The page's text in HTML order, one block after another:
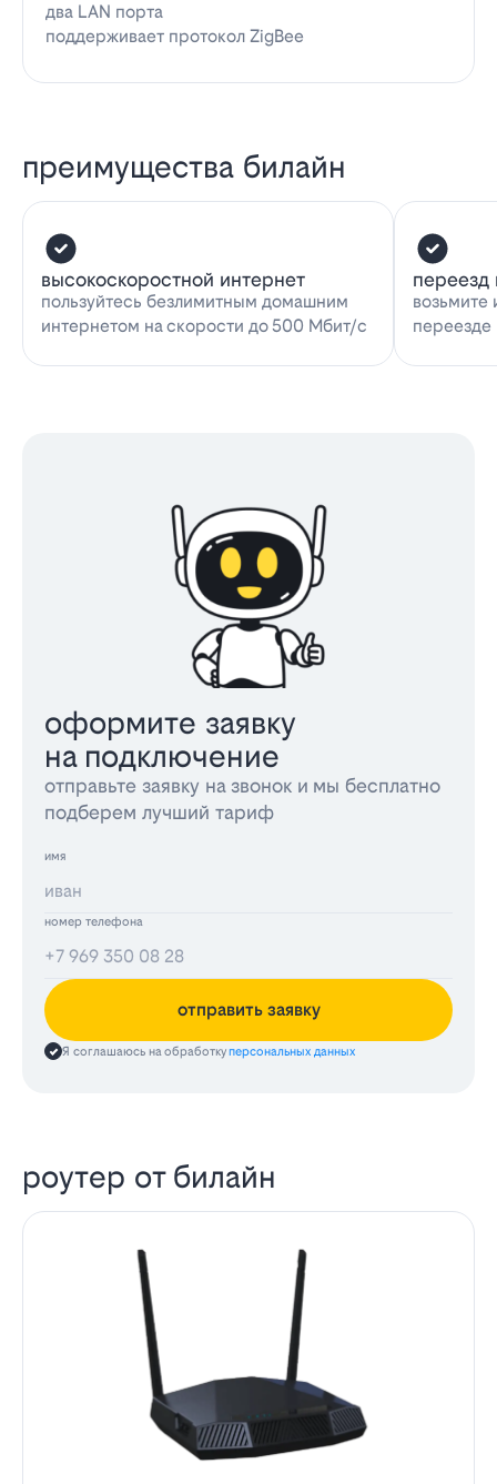
два LAN порта
поддерживает протокол ZigBee
преимущества билайн
высокоскоростной интернет
пользуйтесь безлимитным домашним
интернетом на скорости до 500 Мбит/с
переезд
возьмите
переезде
оформите заявку
на подключение
отправьте заявку на звонок и мы бесплатно
подберем лучший тариф
имя
номер телефона
отправить заявку
Я соглашаюсь на обработкуперсональных данных
роутер от билайн